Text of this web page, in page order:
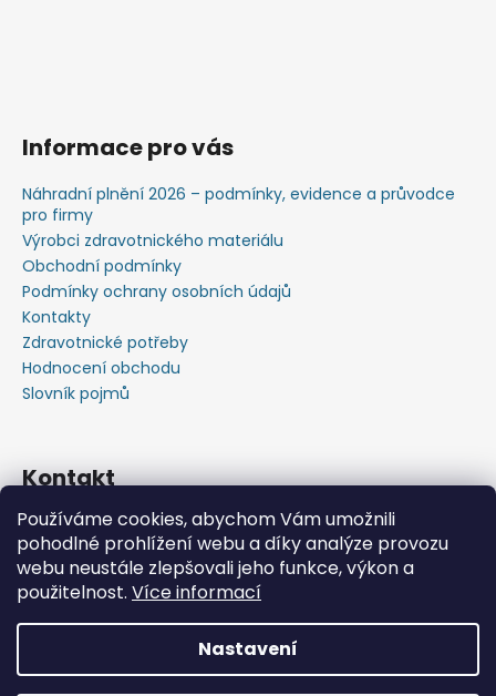
Používáme cookies, abychom Vám umožnili
pohodlné prohlížení webu a díky analýze provozu
webu neustále zlepšovali jeho funkce, výkon a
použitelnost. Více informací
Nastavení
Informace pro vás
Náhradní plnění 2026 – podmínky, evidence a průvodce
pro firmy
Výrobci zdravotnického materiálu
Obchodní podmínky
Podmínky ochrany osobních údajů
Kontakty
Zdravotnické potřeby
Hodnocení obchodu
Slovník pojmů
Kontakt
+420603583759 ,+420734720049
https://www.facebook.com/profile.php?id=615793934
37445
https://www.youtube.com/@michalverner7685